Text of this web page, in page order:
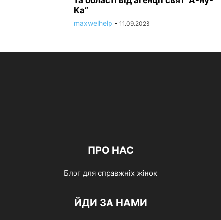
Ка”
maxwelhelp - 11.09.2023
ПРО НАС
Блог для справжніх жінок
ЙДИ ЗА НАМИ